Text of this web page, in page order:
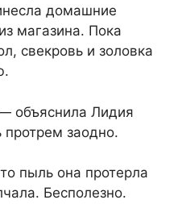
домашние
магазина. Пока
свекровь и золовка
объяснила Лидия
заодно.
пыль она протерла
Бесполезно.